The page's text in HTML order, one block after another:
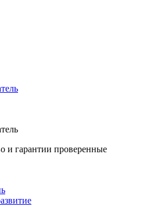
и гарантии проверенные